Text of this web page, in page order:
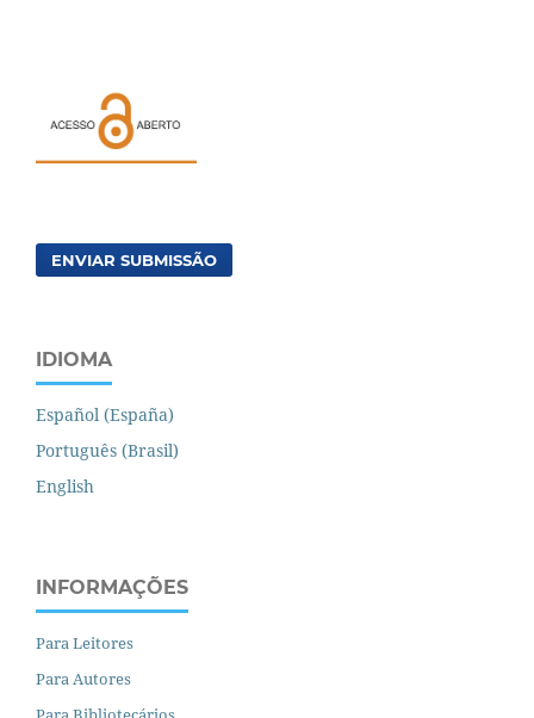
ENVIAR SUBMISSÃO
IDIOMA
Español (España)
Português (Brasil)
English
INFORMAÇÕES
Para Leitores
Para Autores